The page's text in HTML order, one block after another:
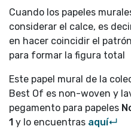
Cuando los papeles
considerar el calce, es
en hacer coincidir el
para formar la figura total
Este papel mural de la
Best Of es non-woven y
pegamento para papeles
1 y lo encuentras aquí↵